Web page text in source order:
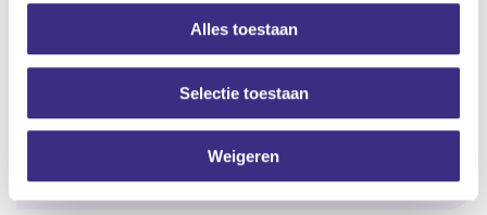
Alles toestaan
Selectie toestaan
Weigeren